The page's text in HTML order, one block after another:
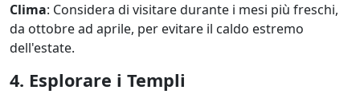
Clima: Considera di visitare durante i mesi più freschi,
da ottobre ad aprile, per evitare il caldo estremo
dell'estate.
4. Esplorare i Templi